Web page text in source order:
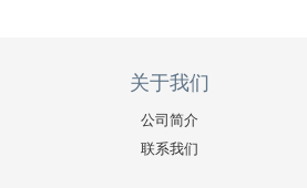
关于我们
公司简介
联系我们